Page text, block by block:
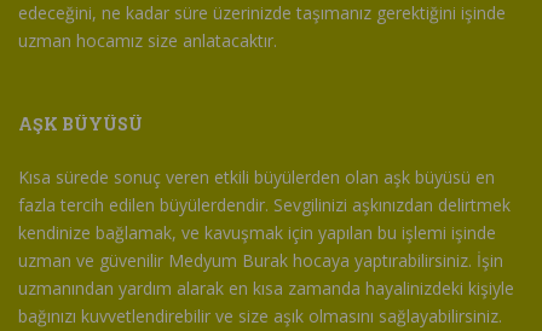
edeceğini, ne kadar süre üzerinizde taşımanız gerektiğini işinde
uzman hocamız size anlatacaktır.
AŞK BÜYÜSÜ
Kısa sürede sonuç veren etkili büyülerden olan aşk büyüsü en
fazla tercih edilen büyülerdendir. Sevgilinizi aşkınızdan delirtmek
kendinize bağlamak, ve kavuşmak için yapılan bu işlemi işinde
uzman ve güvenilir Medyum Burak hocaya yaptırabilirsiniz. İşin
uzmanından yardım alarak en kısa zamanda hayalinizdeki kişiyle
bağınızı kuvvetlendirebilir ve size aşık olmasını sağlayabilirsiniz.